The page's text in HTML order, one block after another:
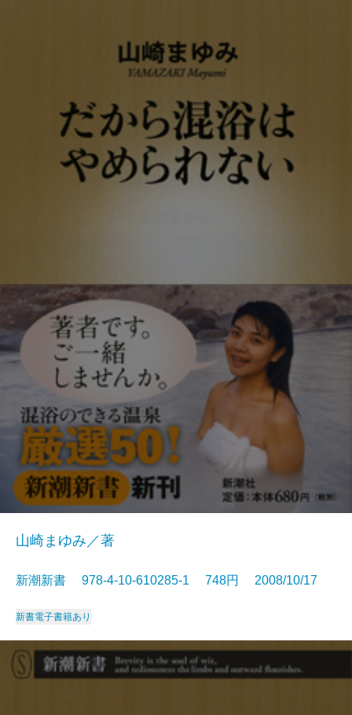
山崎まゆみ／著
新潮新書 978-4-10-610285-1 748円 2008/10/17
新書電子書籍あり